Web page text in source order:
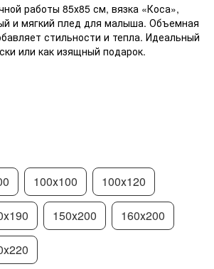
работы 85х85 см, вязка «Коса»,
и мягкий плед для малыша. Объемная
стильности и тепла. Идеальный
или как изящный подарок.
100х100 100х120
150х200 160х200